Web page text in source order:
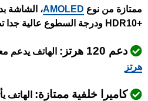
ممتازة من نوع AMOLED
+HDR10 ودرجة السطوع عالية جدا تصل حتى 4500 شمعة
دعم 120 هرتز: الهاتف يدعم
هرتز
كاميرا خلفية ممتازة: الهاتف